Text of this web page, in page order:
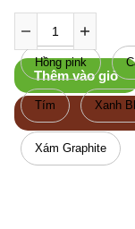
Thêm vào giỏ
Hồng pink
Tím Xanh
Xám Graphite